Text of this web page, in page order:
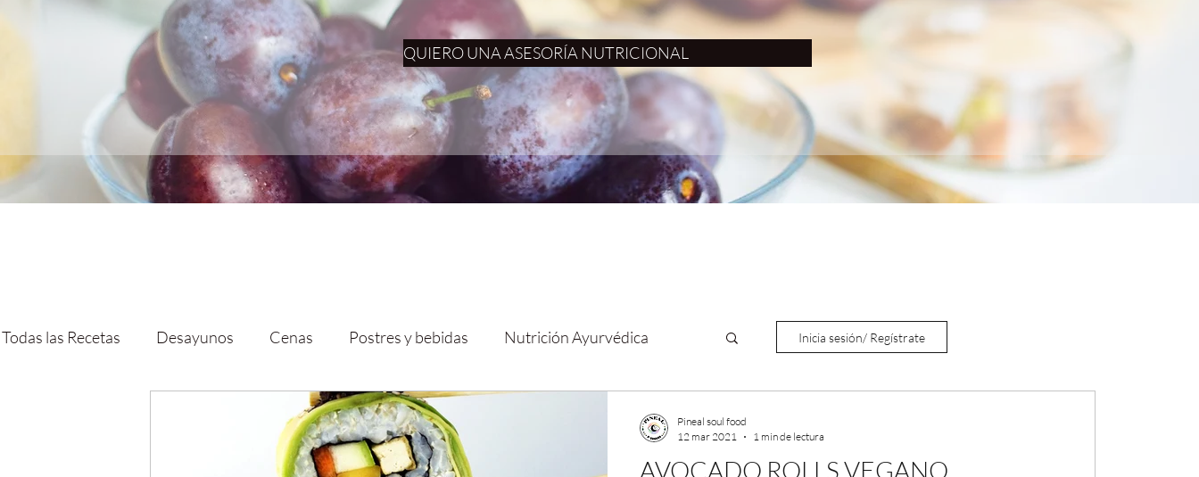
QUIERO UNA ASESORÍA NUTRICIONAL
Todas las Recetas Desayunos Cenas Postres y bebidas Nutrición Ayurvédica Inicia sesión/ Regístrate
AVOCADO ROLLS VEGANO
Pineal soul food
12 mar 2021
1 min de lectura